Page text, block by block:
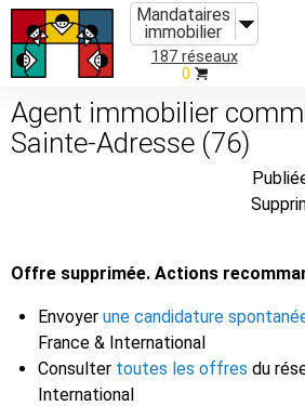
Mandataires
immobilier
187 réseaux
0
Agent immobilier
Sainte-Adresse (76)
Offre supprimée. Actions
Envoyer une candidature
France & International
Consulter toutes les offres du
International